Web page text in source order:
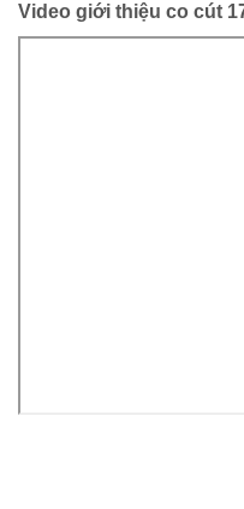
Video giới thiệu co cút